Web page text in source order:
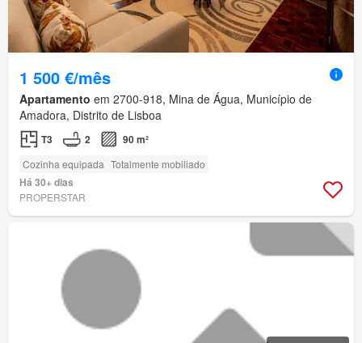
1 500 €/mês
Apartamento em 2700-918, Mina de Água, Município de
Amadora, Distrito de Lisboa
T3 2 90 m²
Cozinha equipada Totalmente mobiliado
Há 30+ dias
PROPERSTAR